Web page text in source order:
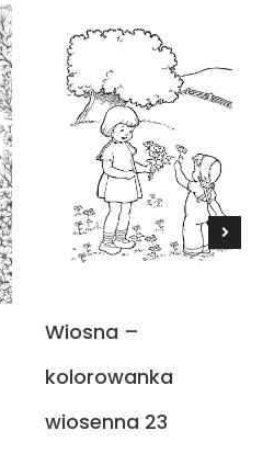
Wiosna –
kolorowanka
wiosenna 23